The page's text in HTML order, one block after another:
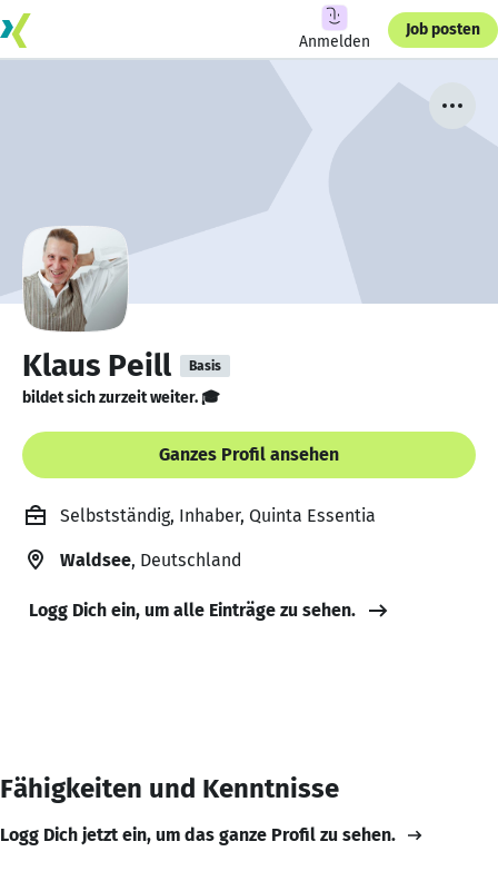
Anmelden
Job posten
Klaus Peill Basis
bildet sich zurzeit weiter. 🎓
Ganzes Profil ansehen
Selbstständig, Inhaber, Quinta Essentia
Waldsee, Deutschland
Logg Dich ein, um alle Einträge zu sehen.
Fähigkeiten und Kenntnisse
Logg Dich jetzt ein, um das ganze Profil zu sehen.